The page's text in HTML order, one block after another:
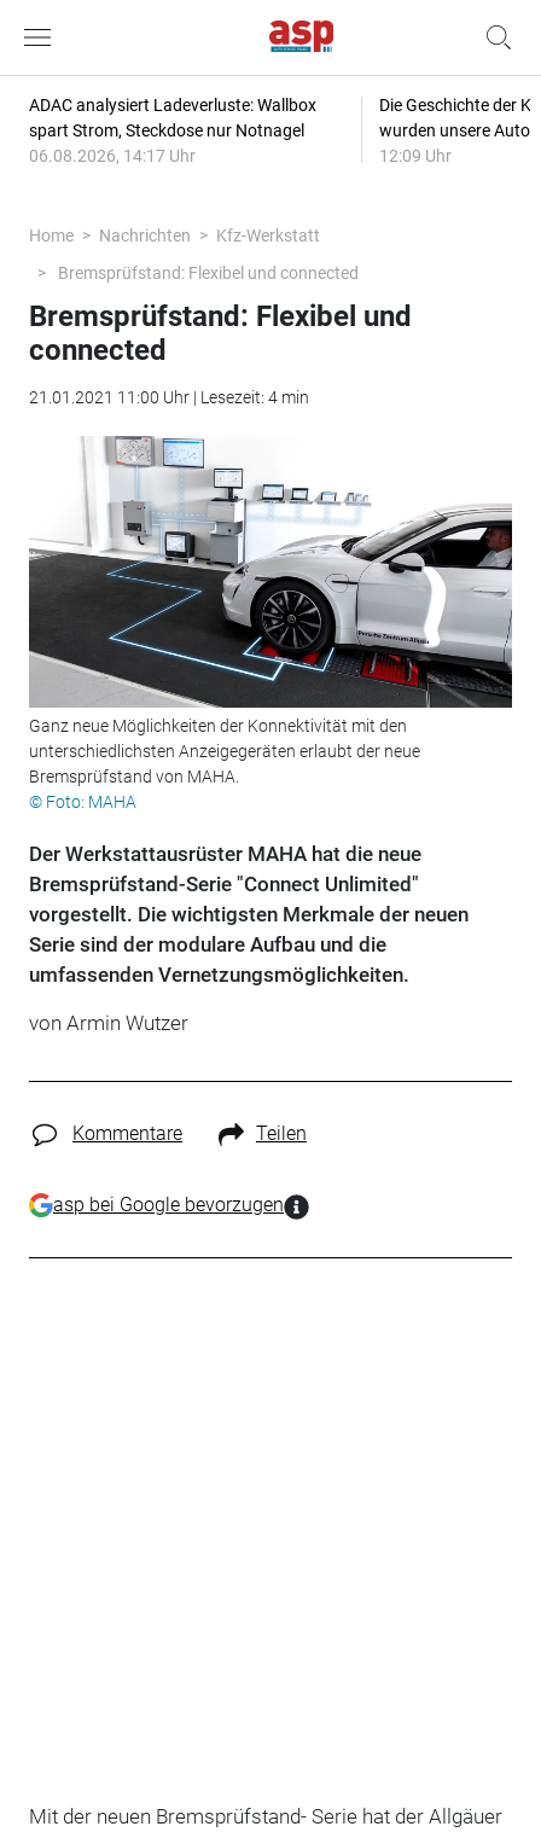
ADAC analysiert Ladeverluste: Wallbox
spart Strom, Steckdose nur Notnagel
06.08.2026, 14:17 Uhr
Die Geschichte der
wurden unsere
12:09 Uhr
Home Nachrichten
Kfz-Werkstatt
Bremsprüfstand: Flexibel und connected
Bremsprüfstand: Flexibel und
connected
21.01.2021 11:00 Uhr | Lesezeit: 4 min
Ganz neue Möglichkeiten der Konnektivität mit den
unterschiedlichsten Anzeigegeräten erlaubt der neue
Bremsprüfstand von MAHA.
© Foto: MAHA
Der Werkstattausrüster MAHA hat die neue
Bremsprüfstand-Serie "Connect Unlimited"
vorgestellt. Die wichtigsten Merkmale der neuen
Serie sind der modulare Aufbau und die
umfassenden Vernetzungsmöglichkeiten.
von Armin Wutzer
Kommentare Teilen
asp bei Google bevorzugen
Mit der neuen Bremsprüfstand- Serie hat der Allgäuer